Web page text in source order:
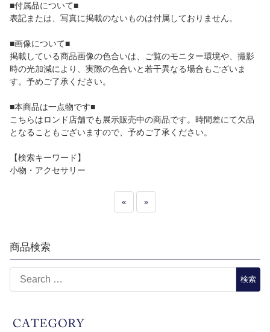
■付属品について■
表記または、写真に掲載のないものは付属しておりません。
■画像について■
掲載している商品画像の色合いは、ご覧のモニター環境や、撮影
時の光加減により、実際の色合いと若干異なる場合もございま
す。予めご了承ください。
■本商品は一点物です■
こちらはロンド店舗でも展示販売中の商品です。時間差にて欠品
となることもございますので、予めご了承ください。
【検索キーワード】
小物・アクセサリー
« »
商品検索